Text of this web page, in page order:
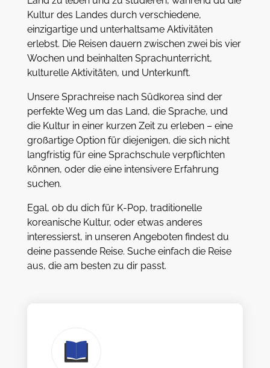
Kultur des Landes durch verschiedene,
einzigartige und unterhaltsame Aktivitäten
erlebst. Die Reisen dauern zwischen zwei bis vier
Wochen und beinhalten Sprachunterricht,
kulturelle Aktivitäten, und Unterkunft.
Unsere Sprachreise nach Südkorea sind der
perfekte Weg um das Land, die Sprache, und
die Kultur in einer kurzen Zeit zu erleben – eine
großartige Option für diejenigen, die sich nicht
langfristig für eine Sprachschule verpflichten
können, oder die eine intensivere Erfahrung
suchen.
Egal, ob du dich für K-Pop, traditionelle
koreanische Kultur, oder etwas anderes
interessierst, in unseren Angeboten findest du
deine passende Reise. Suche einfach die Reise
aus, die am besten zu dir passt.